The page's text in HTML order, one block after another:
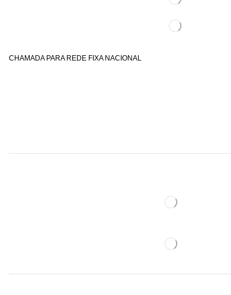
CHAMADA PARA REDE FIXA NACIONAL